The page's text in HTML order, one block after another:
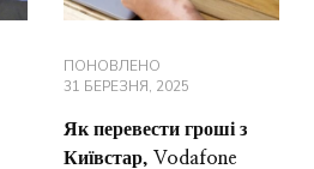
ПОНОВЛЕНО
31 БЕРЕЗНЯ, 2025
Як перевести гроші з
Київстар, Vodafone